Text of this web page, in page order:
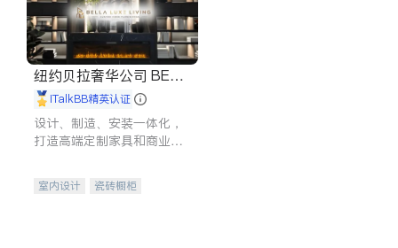
纽约贝拉奢华公司 BELL
A LUXE
iTalkBB精英认证
设计、制造、安装一体化，
打造高端定制家具和商业空
室内设计
瓷砖橱柜